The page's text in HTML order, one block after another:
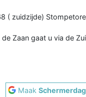
( zuidzijde)
Zaan gaat u via de
Maak